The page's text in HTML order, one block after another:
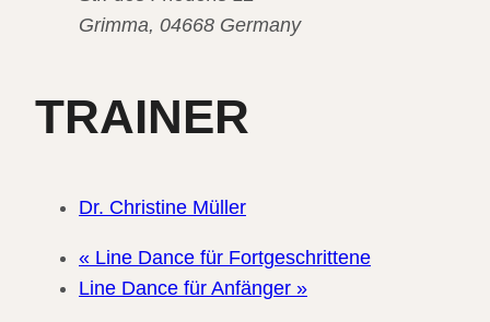
Grimma, 04668 Germany
TRAINER
Dr. Christine Müller
« Line Dance für Fortgeschrittene
Line Dance für Anfänger »